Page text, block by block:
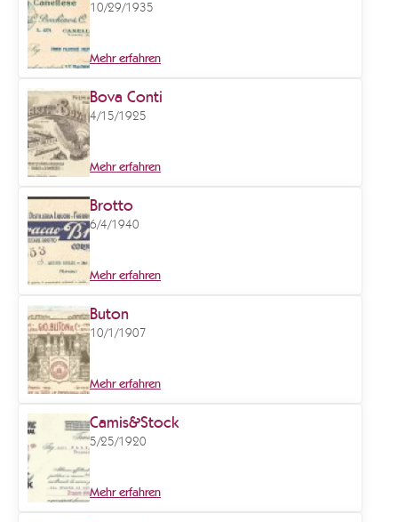
10/29/1935
Mehr erfahren
Bova Conti
4/15/1925
Mehr erfahren
Brotto
6/4/1940
Mehr erfahren
Buton
10/1/1907
Mehr erfahren
Camis&Stock
5/25/1920
Mehr erfahren